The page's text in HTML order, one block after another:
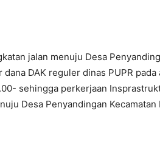
jalan menuju Desa
DAK reguler dinas PUPR
sehingga perkerjaan
Desa Penyandingan Kecamatan